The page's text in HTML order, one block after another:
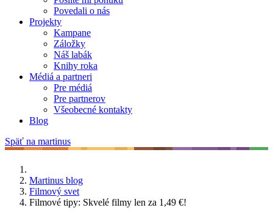
Povedali o nás
Projekty
Kampane
Záložky
Náš labák
Knihy roka
Médiá a partneri
Pre médiá
Pre partnerov
Všeobecné kontakty
Blog
Späť na martinus
Martinus blog
Filmový svet
Filmové tipy: Skvelé filmy len za 1,49 €!